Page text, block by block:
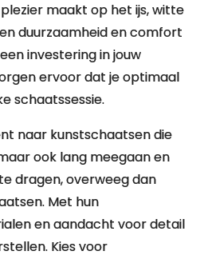
maakt op het ijs, witte
duurzaamheid en comfort
investering in jouw
ervoor dat je optimaal
schaatssessie.
naar kunstschaatsen die
ook lang meegaan en
dragen, overweeg dan
Met hun
en aandacht voor detail
Kies voor